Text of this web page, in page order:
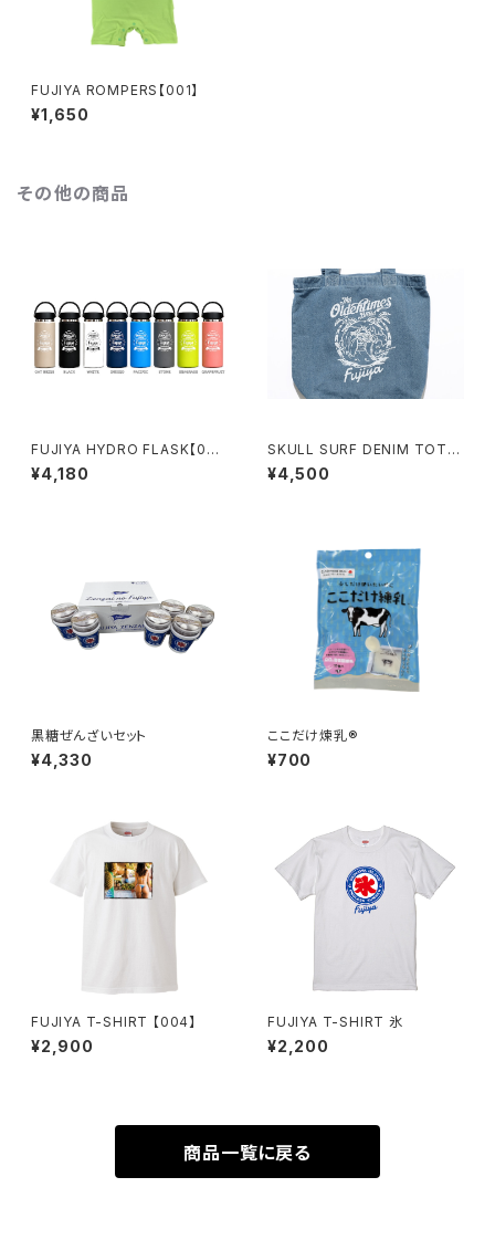
FUJIYA ROMPERS【001】
¥1,650
その他の商品
FUJIYA HYDRO FLASK【00
1】
¥4,180
SKULL SURF DENIM TOTE
BAG
¥4,500
黒糖ぜんざいセット
¥4,330
ここだけ煉乳®
¥700
FUJIYA T-SHIRT 【004】
¥2,900
FUJIYA T-SHIRT 氷
¥2,200
商品一覧に戻る